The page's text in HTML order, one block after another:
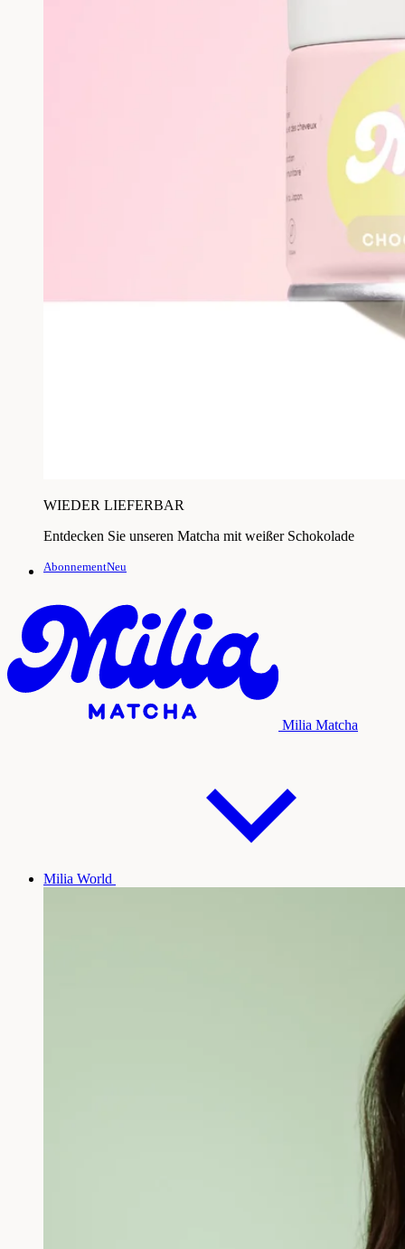
WIEDER LIEFERBAR
Entdecken Sie unseren Matcha mit weißer Schokolade
AbonnementNeu
Milia Matcha
Milia World